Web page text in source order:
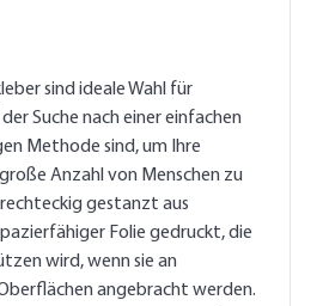
sind ideale Wahl für
Suche nach einer einfachen
Methode sind, um Ihre
Anzahl von Menschen zu
gestanzt aus
Folie gedruckt, die
wird, wenn sie an
angebracht werden.